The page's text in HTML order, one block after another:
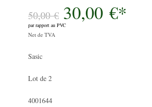
50,00€
Le
prix
initial
était :
30,00 €*
par rapport au PVC
Le
actuel
30,00 €.
Net de TVA
Sasic
Lot de 2
4001644